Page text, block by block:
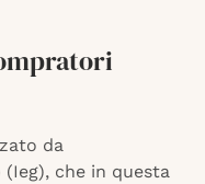
da
che in questa